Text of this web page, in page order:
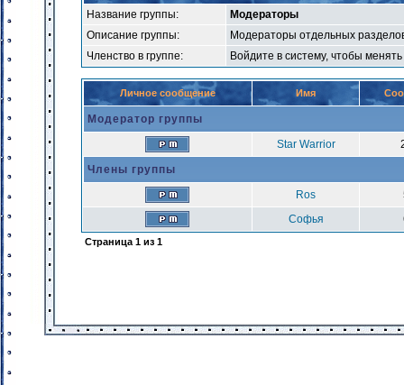
Название группы:
Модераторы
Описание группы:
Модераторы отдельных
Членство в группе:
Войдите в систему, чтобы
Личное сообщение Имя
Модератор группы
Star Warrior
Члены группы
Ros
Софья
Страница 1 из 1